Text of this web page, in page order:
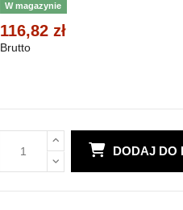
W magazynie
116,82 zł
Brutto
DODAJ DO